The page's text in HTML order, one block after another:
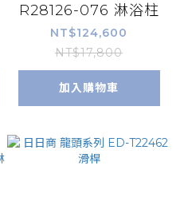
R28126-076 淋浴柱
NT$124,600
NT$17,800
加入購物車